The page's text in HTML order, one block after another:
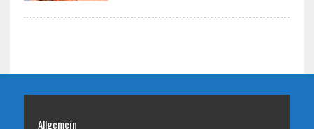
Allgemein